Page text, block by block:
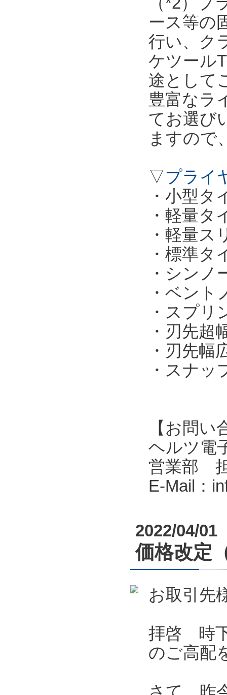
ース等の
行い、ク
ケツール
途として
豊富なラ
てお選び
ますので
▽プライ
・小型タ
・軽量タ
・軽量ス
・標準タ
・シンノ
・ベント
・スプ
・刃先超
・刃先幅
・スナッ
【お問い
ヘルツ電
営業部
E-Mail：
2022/04/01
価格改定
お取引先
拝啓 時
のご高配
さて、昨